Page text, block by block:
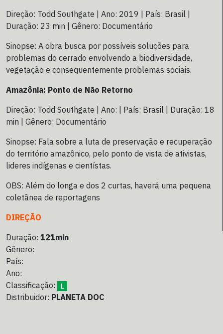
Direção: Todd Southgate | Ano: 2019 | País: Brasil |
Duração: 23 min | Gênero: Documentário
Sinopse: A obra busca por possíveis soluções para
problemas do cerrado envolvendo a biodiversidade,
vegetação e consequentemente problemas sociais.
Amazônia: Ponto de Não Retorno
Direção: Todd Southgate | Ano: | País: Brasil | Duração: 18
min | Gênero: Documentário
Sinopse: Fala sobre a luta de preservação e recuperação
do território amazônico, pelo ponto de vista de ativistas,
lideres indígenas e cientístas.
OBS: Além do longa e dos 2 curtas, haverá uma pequena
coletânea de reportagens
DIREÇÃO
Duração: 121min
Gênero:
País:
Ano:
Classificação:
Distribuidor: PLANETA DOC